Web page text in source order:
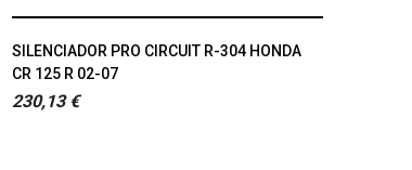
SILENCIADOR PRO CIRCUIT R-304 HONDA
CR 125 R 02-07
230,13 €